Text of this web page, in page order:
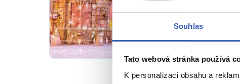
Souhlas
Tato webová stránka používá
K personalizaci obsahu a